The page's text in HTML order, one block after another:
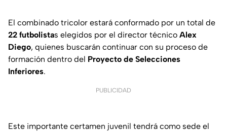
El combinado tricolor estará conformado por un total de
22 futbolistas elegidos por el director técnico Alex
Diego, quienes buscarán continuar con su proceso de
formación dentro del Proyecto de Selecciones
Inferiores.
PUBLICIDAD
Este importante certamen juvenil tendrá como sede el